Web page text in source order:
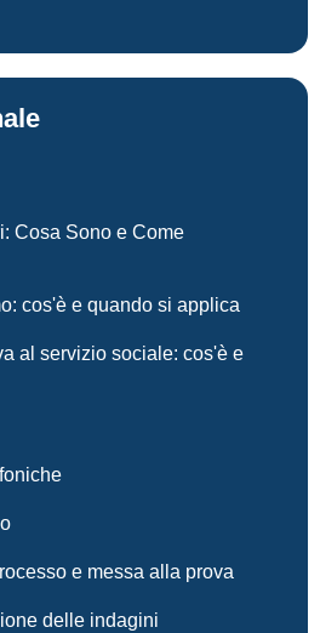
Cosa Sono e Come
cos'è e quando si applica
al servizio sociale: cos'è e
e messa alla prova
delle indagini